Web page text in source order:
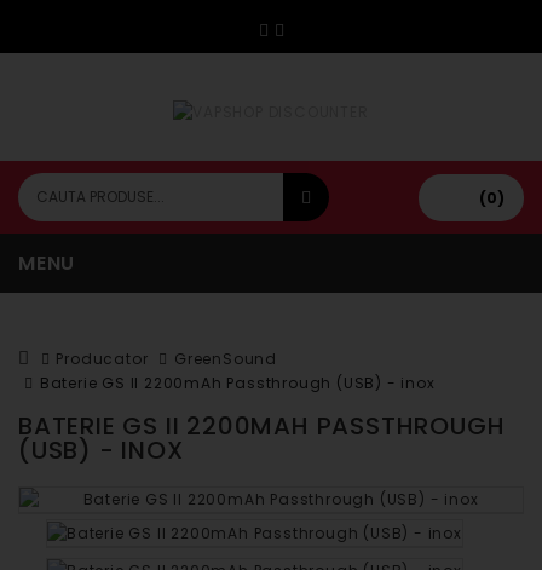
(0)
MENU
Producator
GreenSound
Baterie GS II 2200mAh Passthrough (USB) - inox
BATERIE GS II 2200MAH PASSTHROUGH
(USB) - INOX